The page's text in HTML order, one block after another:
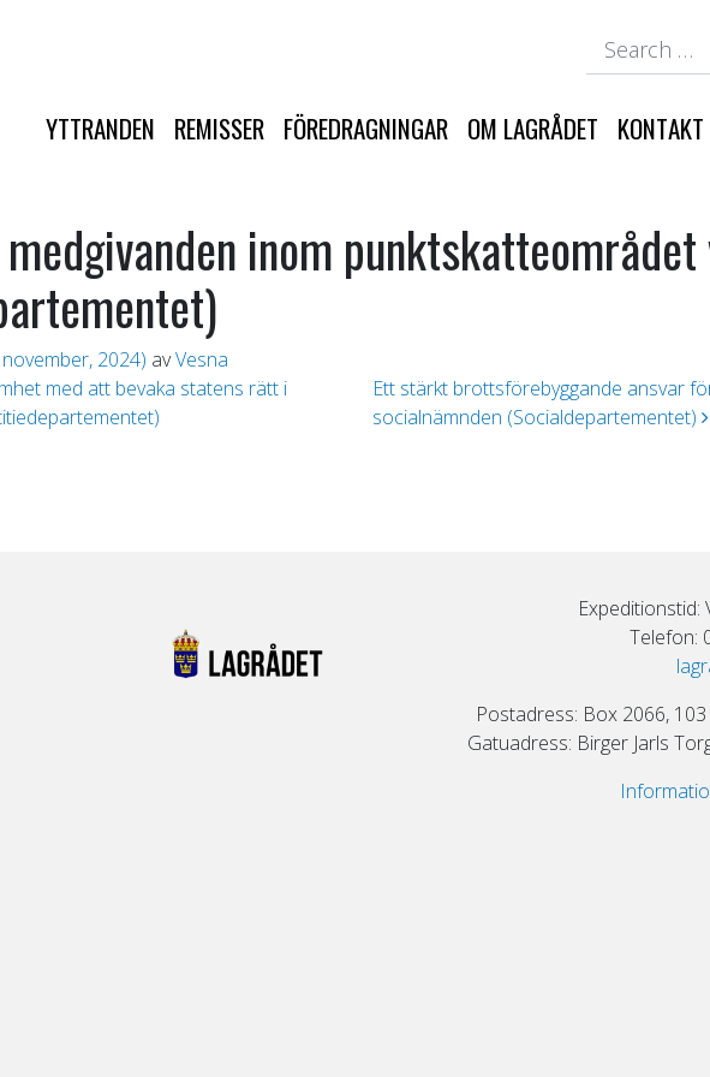
YTTRANDEN REMISSER FÖREDRAGNINGAR OM LAGRÅDET KONTAKT
medgivanden inom
2024) avVesna
med att bevaka statens rätt i
Ett stärkt brottsförebyggande ansvar
socialnämnden (Socialdepartementet)
Expeditionstid:
Telefon:
Postadress: Box 2066,
Gatuadress: Birger Jarls